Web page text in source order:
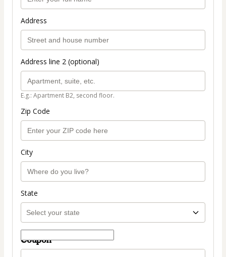
Address
Address line 2 (optional)
E.g.: Apartment B2, second floor.
Zip Code
City
State
Coupon